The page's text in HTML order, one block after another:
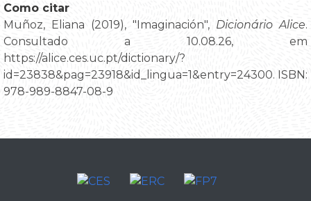
Como citar
Muñoz, Eliana (2019), "Imaginación", Dicionário Alice.
Consultado a 10.08.26, em
https://alice.ces.uc.pt/dictionary/?
id=23838&pag=23918&id_lingua=1&entry=24300. ISBN:
978-989-8847-08-9